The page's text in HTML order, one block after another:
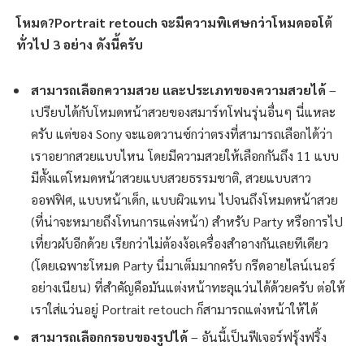
โหมด?Portrait retouch จะมีความพิเศษกว่าโหมดออโต้
ทั่วไป 3 อย่าง ดังนี้ครับ
สามารถเลือกความสวย และประเภทของความสวยได้–
เปรียบได้กับโหมดหน้าสวยของสมาร์ทโฟนรุ่นอื่นๆ นี่แหละ
ครับ แต่ของ Sony จะแอดวานซ์กว่าตรงที่สามารถเลือกได้ว่า
เราอยากสวยแบบไหน โดยมีความสวยให้เลือกกันถึง 11 แบบ
มีตั้งแต่โหมดหน้าสวยแบบสวยธรรมชาติ, สวยแบบสาว
ออฟฟิศ, แบบหน้าเด็ก, แบบผิวแทน ไปจนถึงโหมดหน้าสวย
(ที่น่าจะหมายถึงโทนการแต่งหน้า) สำหรับ Party หรือการไป
เที่ยวผับอีกด้วย เรียกว่าไม่ต้องง้อเครื่องสำอางกันเลยทีเดียว
(โดยเฉพาะโหมด Party นี่มาเต็มมากครับ กรีดอายไลน์เนอร์
อย่างเนียน) ที่สำคัญคือมันแต่งหน้าทะลุแว่นได้ด้วยครับ ต่อให้
เราใส่แว่นอยู่ Portrait retouch ก็สามารถแต่งหน้าให้ได้
สามารถเลือกกรอบของรูปได้– อันนี้เป็นฟีเจอร์ฟรุ้งฟริ้ง